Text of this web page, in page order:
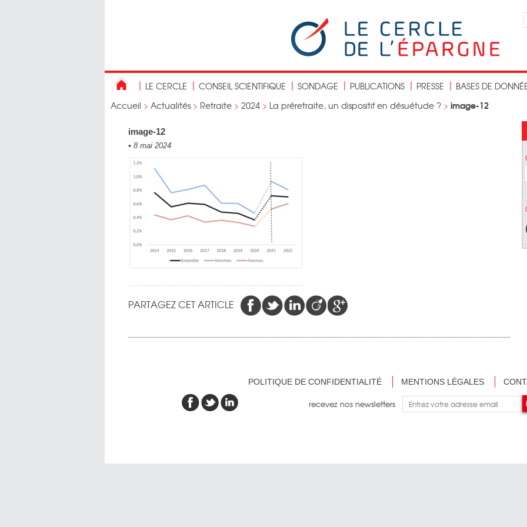
LE CERCLE CONSEIL SCIENTIFIQUE SONDAGE PUBLICATIONS PRESSE
BASES DE
Accueil > Actualités > Retraite > 2024 > La préretraite, un dispositif en désuétude ? > image-12
image-12
• 8 mai 2024
PARTAGEZ CET ARTICLE
POLITIQUE DE CONFIDENTIALITÉ MENTIONS LÉGALES
recevez nos newsletters